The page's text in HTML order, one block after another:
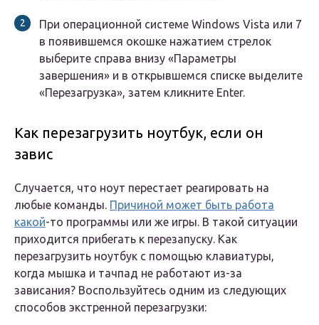
При операционной системе Windows Vista или 7
в появившемся окошке нажатием стрелок
выберите справа внизу «Параметры
завершения» и в открывшемся списке выделите
«Перезагрузка», затем кликните Enter.
Как перезагрузить ноутбук, если он
завис
Случается, что ноут перестает реагировать на
любые команды. Причиной может быть работа
какой-то программы или же игры. В такой ситуации
приходится прибегать к перезапуску. Как
перезагрузить ноутбук с помощью клавиатуры,
когда мышка и тачпад не работают из-за
зависания? Воспользуйтесь одним из следующих
способов экстренной перезагрузки: